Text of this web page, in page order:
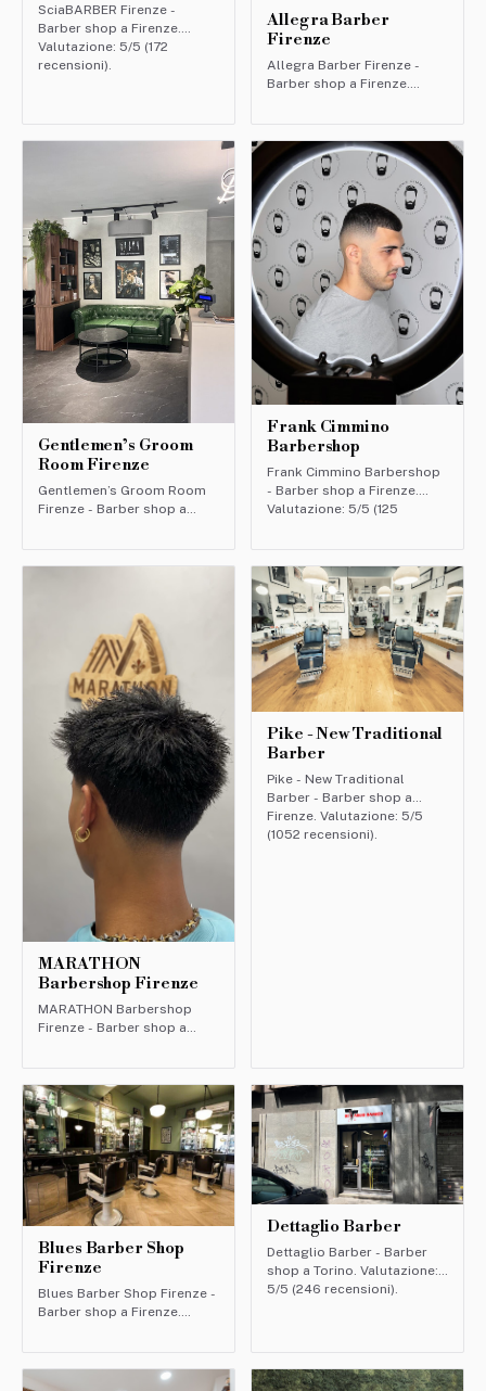
SciaBARBER Firenze -
Barber shop a Firenze.
Valutazione: 5/5 (172
recensioni).
Allegra Barber
Firenze
Allegra Barber Firenze -
Barber shop a Firenze.
Gentlemen’s Groom
Room Firenze
Gentlemen’s Groom Room
Firenze - Barber shop a
Frank Cimmino
Barbershop
Frank Cimmino Barbershop
- Barber shop a Firenze.
Valutazione: 5/5 (125
MARATHON
Barbershop Firenze
MARATHON Barbershop
Firenze - Barber shop a
Pike - New Traditional
Barber
Pike - New Traditional
Barber - Barber shop a
Firenze. Valutazione: 5/5
(1052 recensioni).
Blues Barber Shop
Firenze
Blues Barber Shop Firenze -
Barber shop a Firenze.
Dettaglio Barber
Dettaglio Barber - Barber
shop a Torino. Valutazione:
5/5 (246 recensioni).